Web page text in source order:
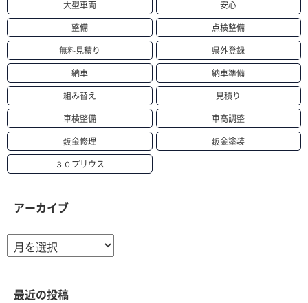
大型車両 安心
整備 点検整備
無料見積り 県外登録
納車 納車準備
組み替え 見積り
車検整備 車高調整
鈑金修理 鈑金塗装
３０プリウス
アーカイブ
ー
ブ
最近の投稿